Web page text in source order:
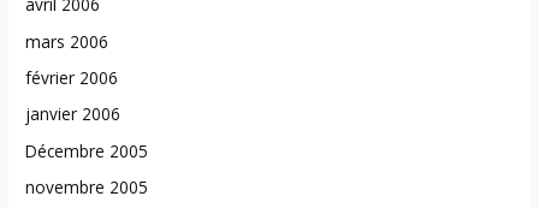
mars 2006
février 2006
janvier 2006
Décembre 2005
novembre 2005